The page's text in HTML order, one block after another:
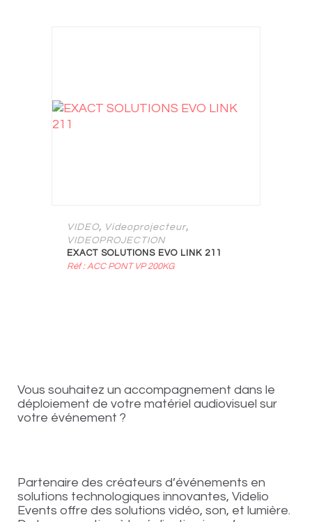
VIDEO, Videoprojecteur,
VIDEOPROJECTION
EXACT SOLUTIONS EVO LINK 211
Réf : ACC PONT VP 200KG
Vous souhaitez un accompagnement dans le
déploiement de votre matériel audiovisuel sur
votre événement ?
Partenaire des créateurs d’événements en
solutions technologiques innovantes, Videlio
Events offre des solutions vidéo, son, et lumière.